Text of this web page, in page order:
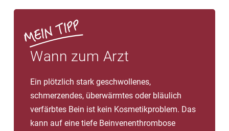
Wann zum Arzt
Ein plötzlich stark geschwollenes,
schmerzendes, überwärmtes oder bläulich
verfärbtes Bein ist kein Kosmetikproblem. Das
kann auf eine tiefe Beinvenenthrombose